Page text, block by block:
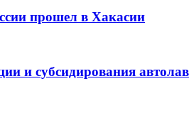
прошел в Хакасии
и субсидирования